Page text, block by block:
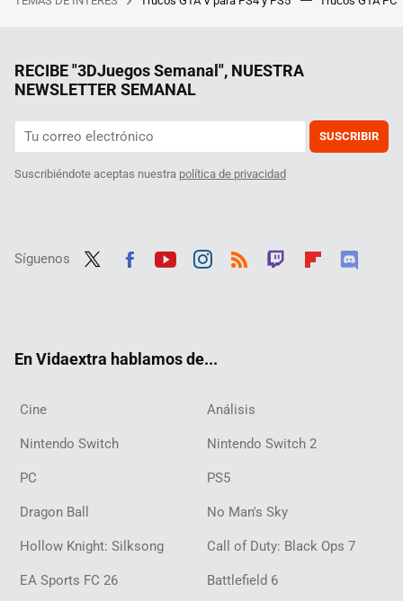
RECIBE "3DJuegos Semanal", NUESTRA
NEWSLETTER SEMANAL
SUSCRIBIR
Suscribiéndote aceptas nuestra política de privacidad
Síguenos
En Vidaextra hablamos de...
Cine Análisis
Nintendo Switch Nintendo Switch 2
PC PS5
Dragon Ball No Man's Sky
Hollow Knight: Silksong Call of Duty: Black Ops 7
EA Sports FC 26 Battlefield 6